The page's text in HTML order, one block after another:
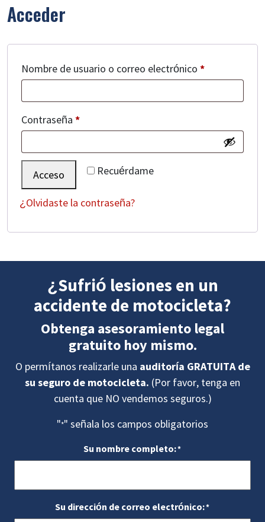
Acceder
Nombre de usuario o correo electrónico *Obligatorio
Contraseña *Obligatorio
Recuérdame
Acceso
¿Olvidaste la contraseña?
¿Sufrió lesiones en un
accidente de motocicleta?
Obtenga asesoramiento legal
gratuito hoy mismo.
O permítanos realizarle una auditoría GRATUITA de
su seguro de motocicleta. (Por favor, tenga en
cuenta que NO vendemos seguros.)
"*" señala los campos obligatorios
Su nombre completo:*
Su dirección de correo electrónico:*